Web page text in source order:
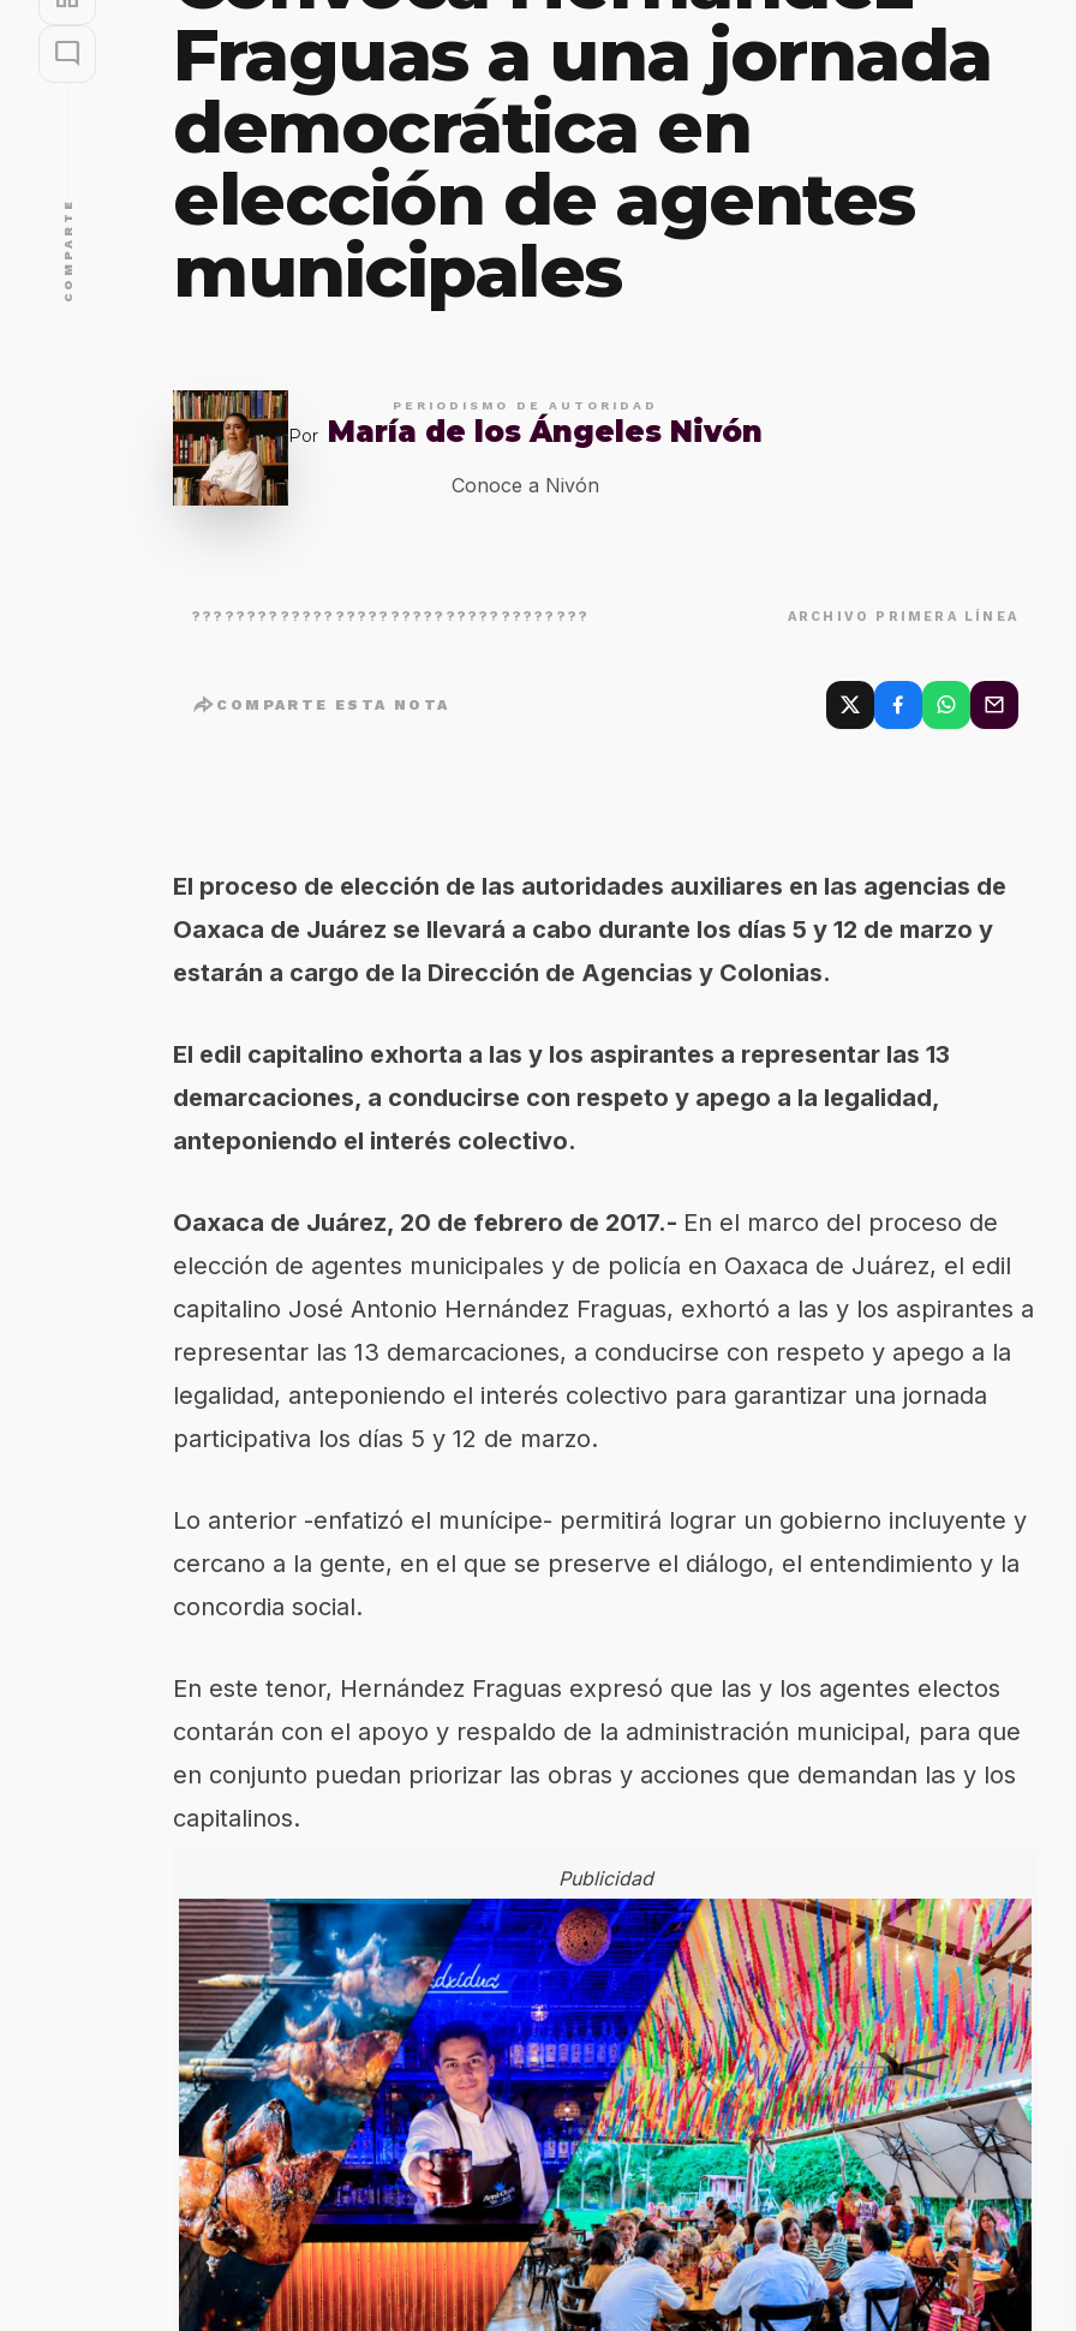
mode_comment
COMPARTE
Fraguas a una jornada
democrática en
elección de agentes
municipales
PERIODISMO DE AUTORIDAD
Por María de los Ángeles Nivón
Conoce a Nivón
???????????????????????????????????? ARCHIVO PRIMERA LÍNEA
COMPARTE ESTA NOTA
El proceso de elección de las autoridades auxiliares en las agencias de
Oaxaca de Juárez se llevará a cabo durante los días 5 y 12 de marzo y
estarán a cargo de la Dirección de Agencias y Colonias.
El edil capitalino exhorta a las y los aspirantes a representar las 13
demarcaciones, a conducirse con respeto y apego a la legalidad,
anteponiendo el interés colectivo.
Oaxaca de Juárez, 20 de febrero de 2017.- En el marco del proceso de
elección de agentes municipales y de policía en Oaxaca de Juárez, el edil
capitalino José Antonio Hernández Fraguas, exhortó a las y los aspirantes a
representar las 13 demarcaciones, a conducirse con respeto y apego a la
legalidad, anteponiendo el interés colectivo para garantizar una jornada
participativa los días 5 y 12 de marzo.
Lo anterior -enfatizó el munícipe- permitirá lograr un gobierno incluyente y
cercano a la gente, en el que se preserve el diálogo, el entendimiento y la
concordia social.
En este tenor, Hernández Fraguas expresó que las y los agentes electos
contarán con el apoyo y respaldo de la administración municipal, para que
en conjunto puedan priorizar las obras y acciones que demandan las y los
capitalinos.
Publicidad